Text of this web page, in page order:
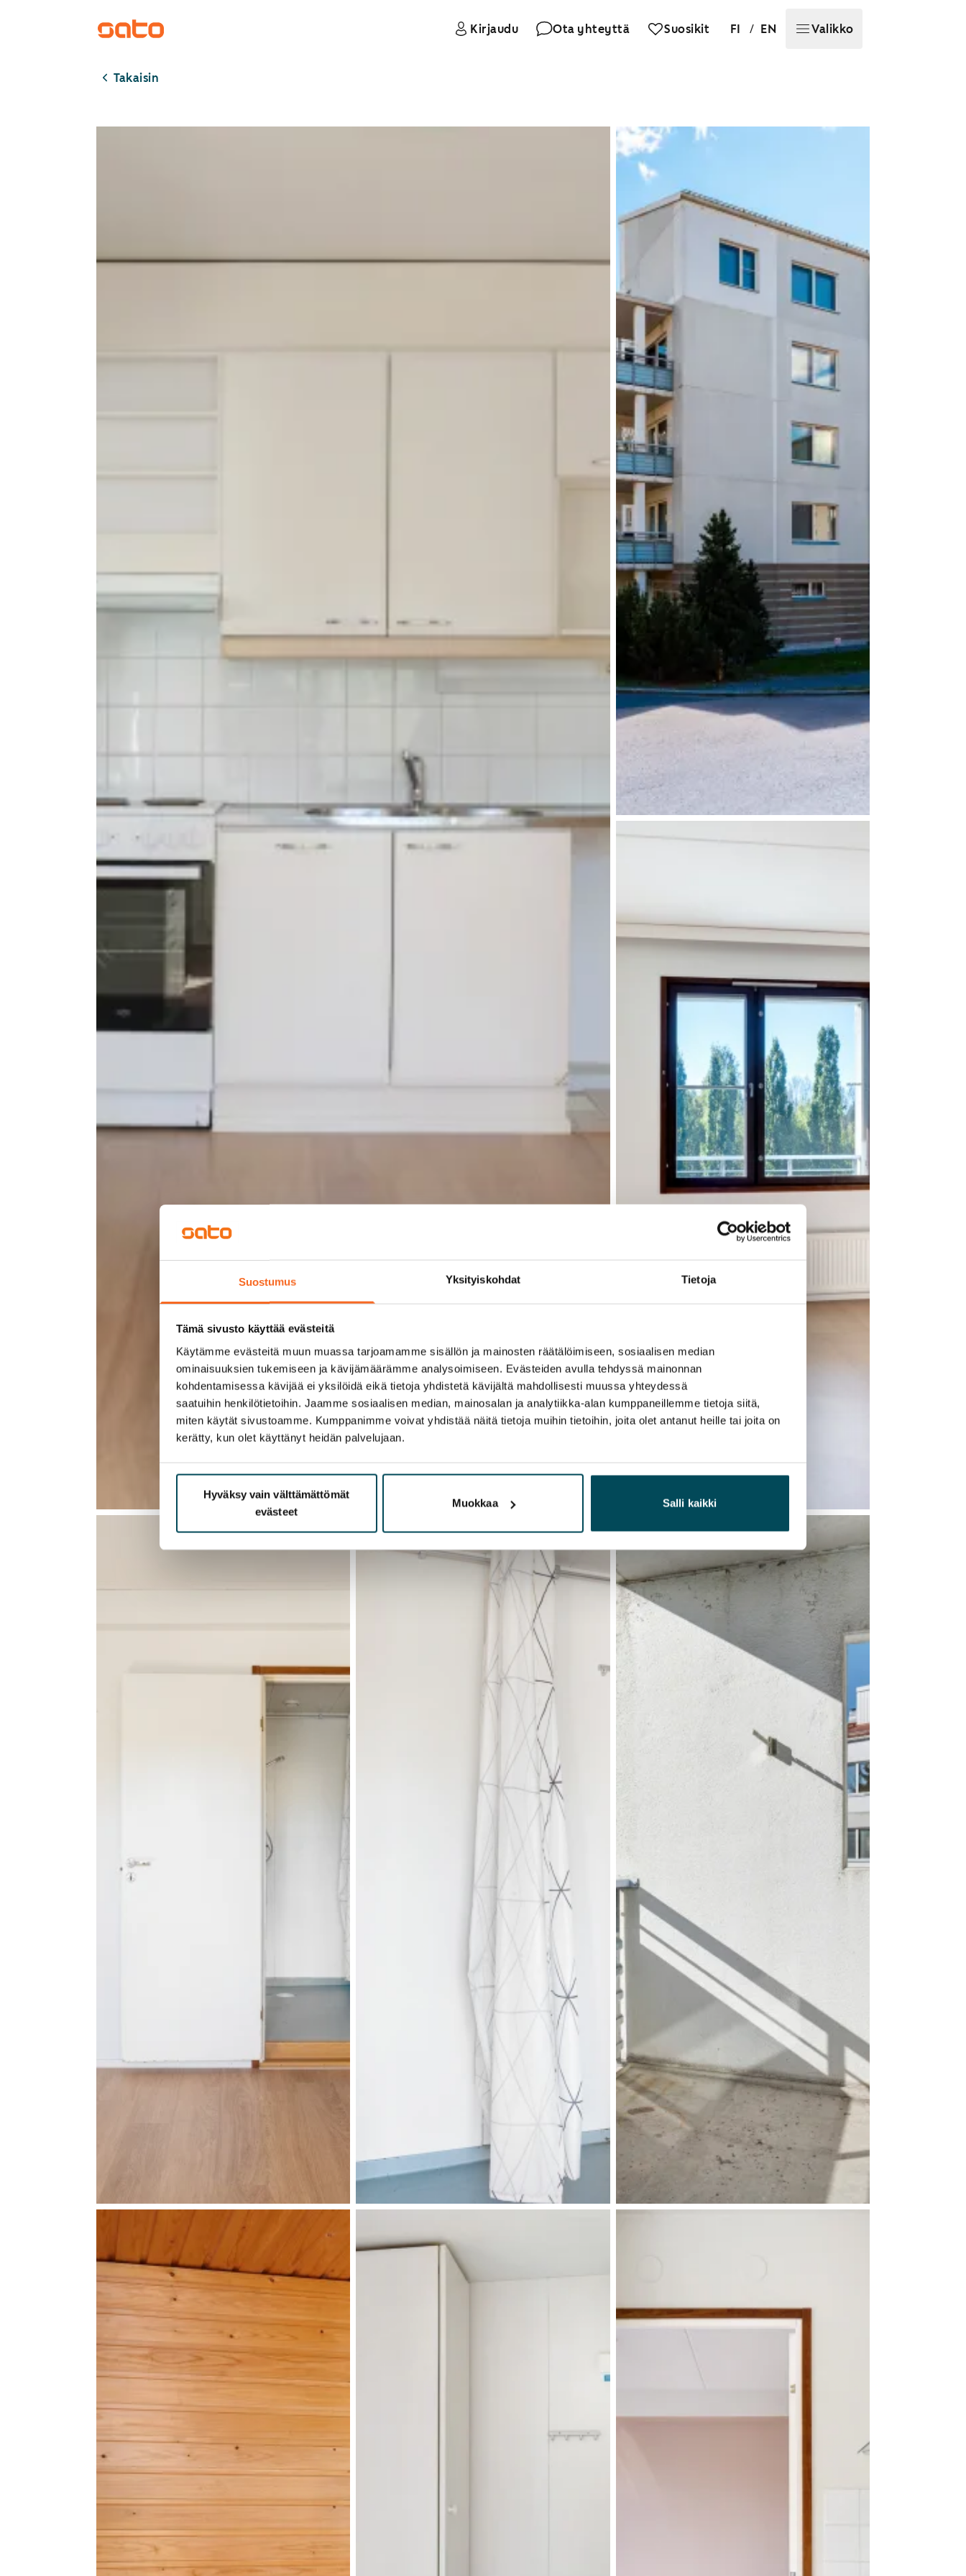
Suostumus Yksityiskohdat Tietoja
Tämä sivusto käyttää evästeitä
Käytämme evästeitä muun muassa tarjoamamme sisällön ja mainosten räätälöimiseen, sosiaalisen median
ominaisuuksien tukemiseen ja kävijämäärämme analysoimiseen. Evästeiden avulla tehdyssä mainonnan
kohdentamisessa kävijää ei yksilöidä eikä tietoja yhdistetä kävijältä mahdollisesti muussa yhteydessä
saatuihin henkilötietoihin. Jaamme sosiaalisen median, mainosalan ja analytiikka-alan kumppaneillemme tietoja siitä,
miten käytät sivustoamme. Kumppanimme voivat yhdistää näitä tietoja muihin tietoihin, joita olet antanut heille tai joita on
kerätty, kun olet käyttänyt heidän palvelujaan.
Hyväksy vain välttämättömät
evästeet
Muokkaa Salli kaikki
Kirjaudu Ota yhteyttä Suosikit FI / EN Valikko
Takaisin